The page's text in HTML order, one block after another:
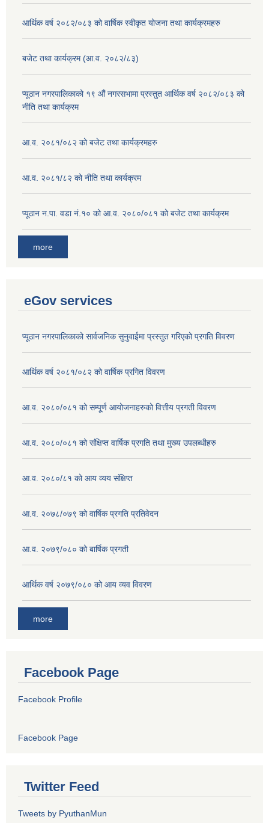
आर्थिक वर्ष २०८२/०८३ को वार्षिक स्वीकृत योजना तथा कार्यक्रमहरु
बजेट तथा कार्यक्रम (आ.व. २०८२/८३)
प्यूठान नगरपालिकाको १९ औं नगरसभामा प्रस्तुत आर्थिक वर्ष २०८२/०८३ को
नीति तथा कार्यक्रम
आ.व. २०८१/०८२ को बजेट तथा कार्यक्रमहरु
आ.व. २०८१/८२ को नीति तथा कार्यक्रम
प्यूठान न.पा. वडा नं.१० को आ.व. २०८०/०८१ को बजेट तथा कार्यक्रम
more
eGov services
प्यूठान नगरपालिकाको सार्वजनिक सुनुवाईमा प्रस्तुत गरिएको प्रगति विवरण
आर्थिक वर्ष २०८१/०८२ को वार्षिक प्रगित विवरण
आ.व. २०८०/०८१ को सम्पू्र्ण आयोजनाहरुको वित्तीय प्रगती विवरण
आ.व. २०८०/०८१ को संक्षिप्त वार्षिक प्रगति तथा मुख्य उपलब्धीहरु
आ.व. २०८०/८१ को आय व्यय संक्षिप्त
आ.व. २०७८/०७९ को वार्षिक प्रगति प्रतिवेदन
आ.व. २०७९/०८० को बार्षिक प्रगती
आर्थिक वर्ष २०७९/०८० को आय व्यव विवरण
more
Facebook Page
Facebook Profile
Facebook Page
Twitter Feed
Tweets by PyuthanMun